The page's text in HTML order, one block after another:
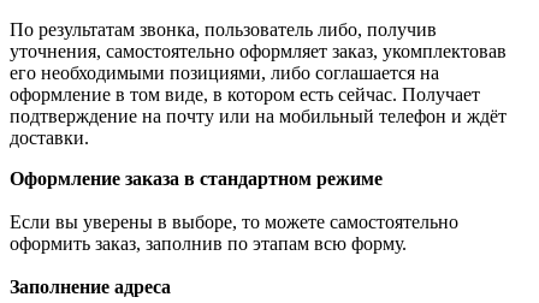
По результатам звонка, пользователь либо, получив
уточнения, самостоятельно оформляет заказ, укомплектовав
его необходимыми позициями, либо соглашается на
оформление в том виде, в котором есть сейчас. Получает
подтверждение на почту или на мобильный телефон и ждёт
доставки.
Оформление заказа в стандартном режиме
Если вы уверены в выборе, то можете самостоятельно
оформить заказ, заполнив по этапам всю форму.
Заполнение адреса